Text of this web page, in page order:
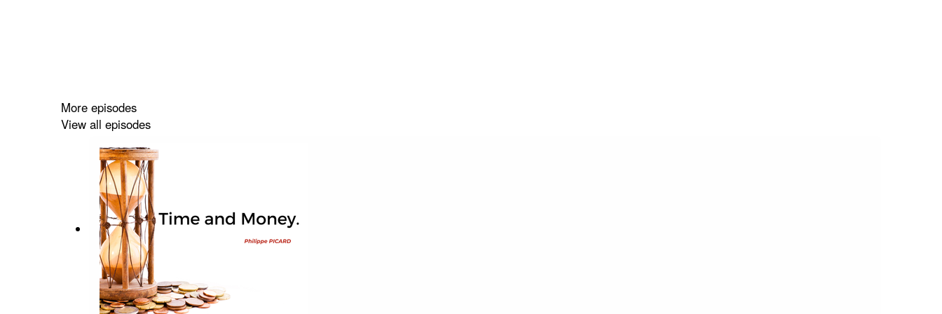
More episodes
View all episodes